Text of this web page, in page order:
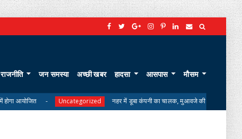
राजनीति जन समस्या अच्छी खबर हादसा आसपास मौसम
Uncategorized नहर में डूबा कंपनी का चालक, मुआवजे की मांग पर परिजनों का शव लेने से